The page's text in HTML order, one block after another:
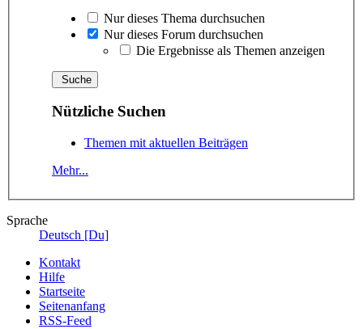
Nur dieses Thema durchsuchen
Nur dieses Forum durchsuchen
Die Ergebnisse als Themen anzeigen
Nützliche Suchen
Themen mit aktuellen Beiträgen
Mehr...
Sprache
Deutsch [Du]
Kontakt
Hilfe
Startseite
Seitenanfang
RSS-Feed